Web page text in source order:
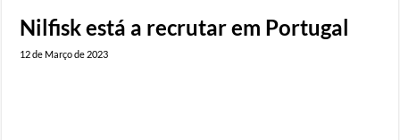
Nilfisk está a recrutar em Portugal
12 de Março de 2023